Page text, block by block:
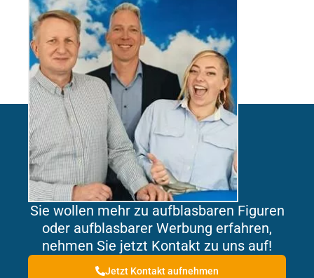
Sie wollen mehr zu aufblasbaren Figuren
oder aufblasbarer Werbung erfahren,
nehmen Sie jetzt Kontakt zu uns auf!
Jetzt Kontakt aufnehmen